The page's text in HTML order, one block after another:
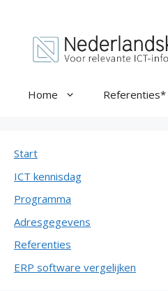
Home Referenties*
Start
ICT kennisdag
Programma
Adresgegevens
Referenties
ERP software vergelijken